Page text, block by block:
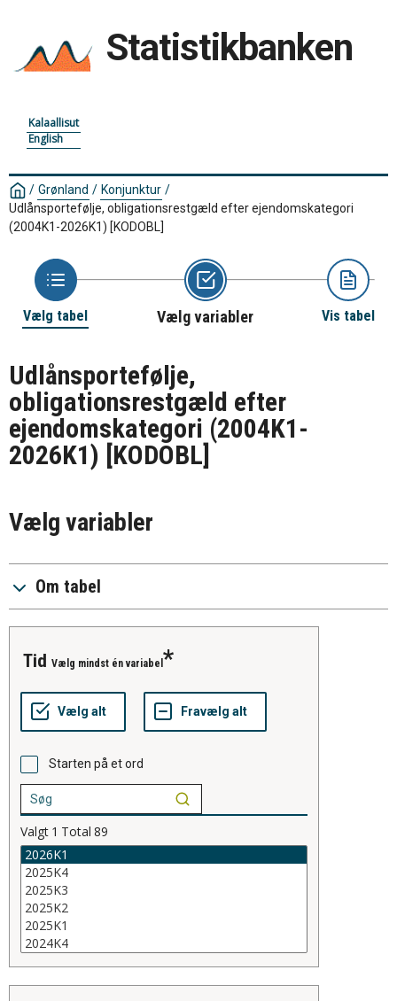
Statistikbanken
Kalaallisut
English
/ Grønland / Konjunktur /
Udlånsportefølje, obligationsrestgæld efter ejendomskategori
(2004K1-2026K1) [KODOBL]
Vælg tabel Vælg variabler Vis tabel
Udlånsportefølje,
obligationsrestgæld efter
ejendomskategori (2004K1-
2026K1) [KODOBL]
Vælg variabler
Om tabel
tid Vælg mindst én variabel
Starten på et ord
Valgt 1 Total 89